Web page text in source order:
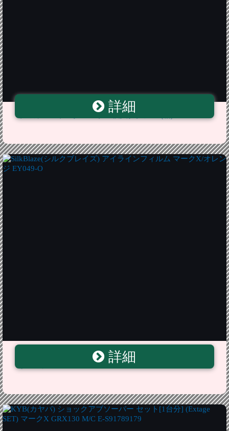
トミカ 060 トヨタ マークX 個人タクシー (箱)
詳細
SilkBlaze(シルクブレイズ) アイラインフィルム マークX/
詳細